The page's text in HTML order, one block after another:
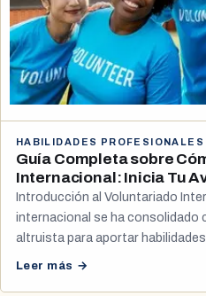
HABILIDADES PROFESIONALES
Guía Completa sobre
Internacional: Inicia Tu
Introducción al Voluntariado
internacional se ha consolidado
altruista para aportar habilidades
Leer más →